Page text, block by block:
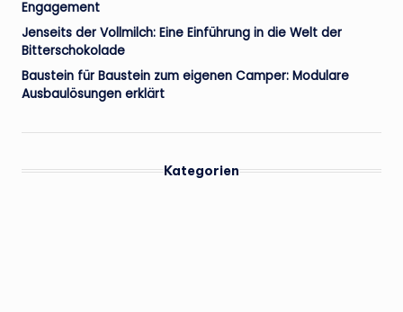
Engagement
Jenseits der Vollmilch: Eine Einführung in die Welt der
Bitterschokolade
Baustein für Baustein zum eigenen Camper: Modulare
Ausbaulösungen erklärt
Kategorien